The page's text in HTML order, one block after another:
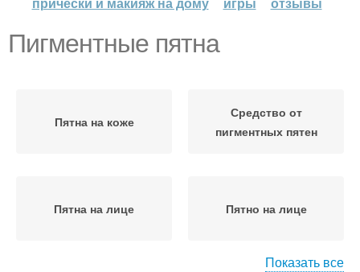
Пигментные пятна
Пятна на коже
Средство от
пигментных пятен
Пятна на лице Пятно на лице
Показать все